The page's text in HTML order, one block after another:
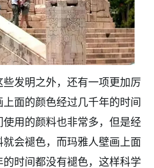
发明之外，还有一项更加厉
面的颜色经过几千年的时间
用的颜料也非常多，但是经
会褪色，而玛雅人壁画上面
时间都没有褪色，这样科学